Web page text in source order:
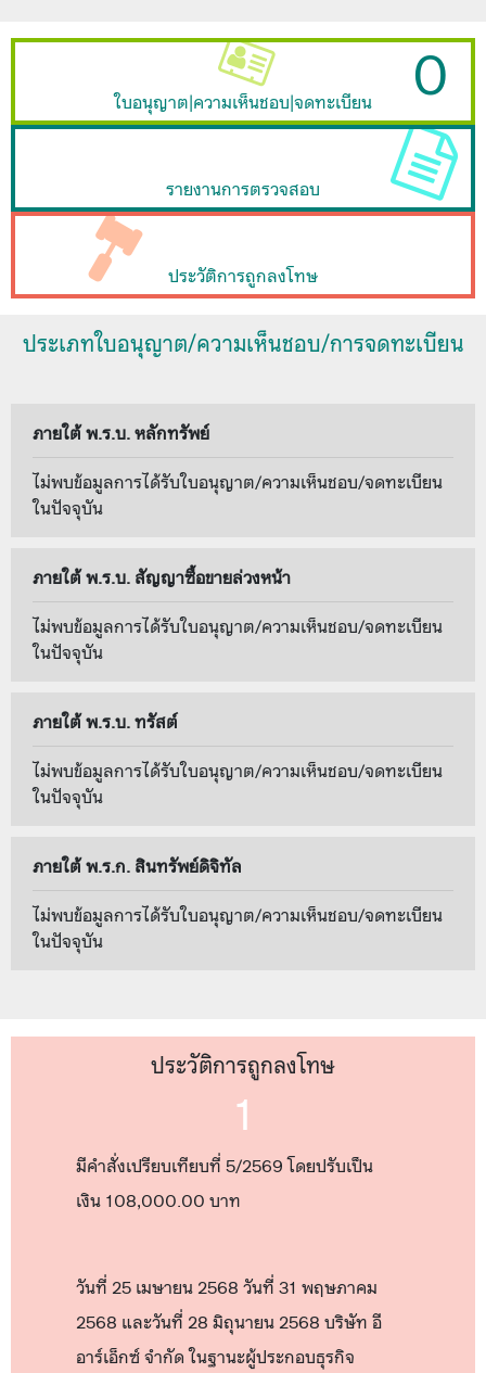
ใบอนุญาต|ความเห็นชอบ|จดทะเบียน 0
รายงานการตรวจสอบ
ประวัติการถูกลงโทษ
ประเภทใบอนุญาต/ความเห็นชอบ/การจดทะเบียน
ภายใต้ พ.ร.บ. หลักทรัพย์
ไม่พบข้อมูลการได้รับใบอนุญาต/ความเห็นชอบ/จดทะเบียน
ในปัจจุบัน
ภายใต้ พ.ร.บ. สัญญาซื้อขายล่วงหน้า
ไม่พบข้อมูลการได้รับใบอนุญาต/ความเห็นชอบ/จดทะเบียน
ในปัจจุบัน
ภายใต้ พ.ร.บ. ทรัสต์
ไม่พบข้อมูลการได้รับใบอนุญาต/ความเห็นชอบ/จดทะเบียน
ในปัจจุบัน
ภายใต้ พ.ร.ก. สินทรัพย์ดิจิทัล
ไม่พบข้อมูลการได้รับใบอนุญาต/ความเห็นชอบ/จดทะเบียน
ในปัจจุบัน
ประวัติการถูกลงโทษ
1
มีคำสั่งเปรียบเทียบที่ 5/2569 โดยปรับเป็น
เงิน 108,000.00 บาท
วันที่ 25 เมษายน 2568 วันที่ 31 พฤษภาคม
2568 และวันที่ 28 มิถุนายน 2568 บริษัท อี
อาร์เอ็กซ์ จำกัด ในฐานะผู้ประกอบธุรกิจ